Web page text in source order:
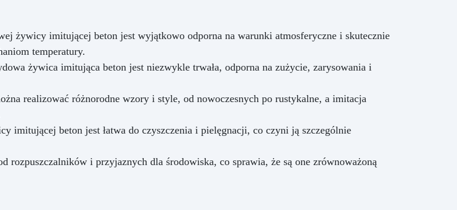
żywicy imitującej beton jest wyjątkowo odporna na warunki atmosferyczne i skutecznie
temperatury.
żywica imitująca beton jest niezwykle trwała, odporna na zużycie, zarysowania i
realizować różnorodne wzory i style, od nowoczesnych po rustykalne, a imitacja
imitującej beton jest łatwa do czyszczenia i pielęgnacji, co czyni ją szczególnie
rozpuszczalników i przyjaznych dla środowiska, co sprawia, że są one zrównoważoną